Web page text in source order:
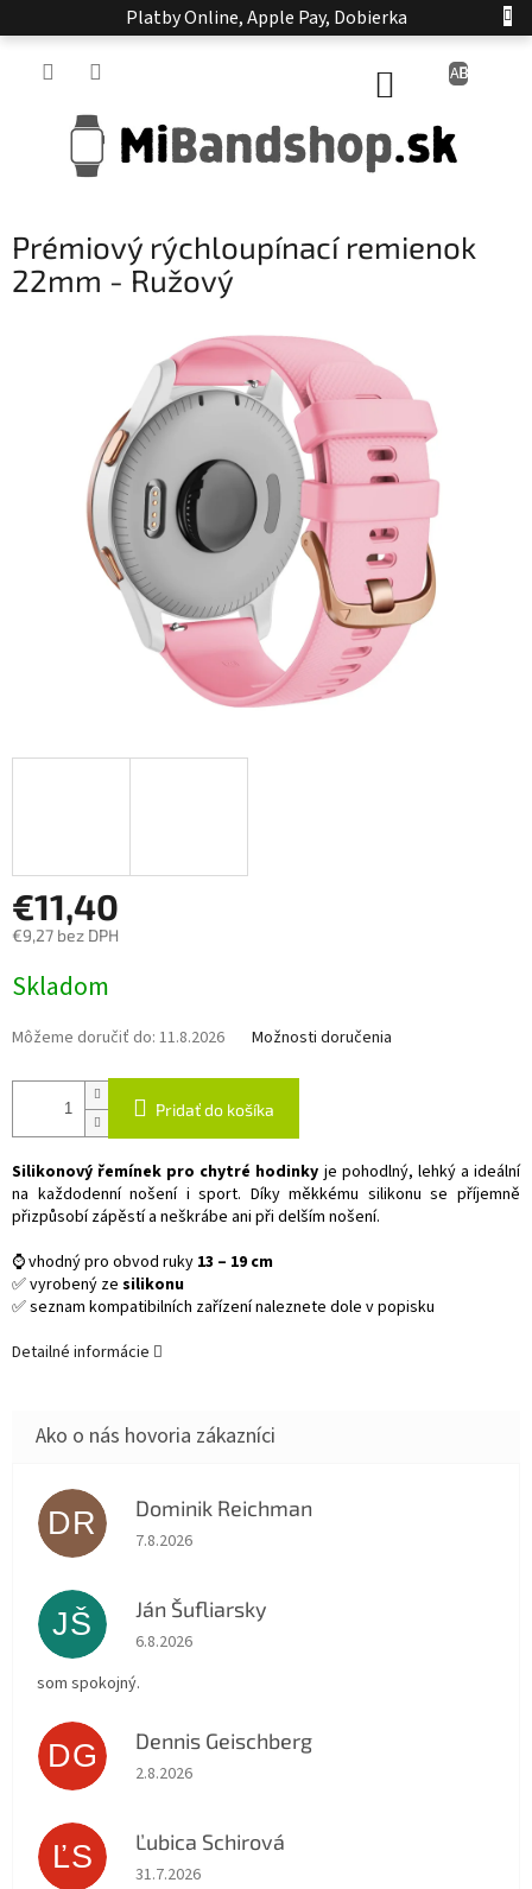
na
Platby Online, Apple Pay, Dobierka
NÁKUPNÝ
Prémiový rýchloupínací remienok
22mm - Ružový
€11,40
€9,27 bez DPH
cena:
Skladom
Môžeme doručiť do: 11.8.2026 Možnosti doručenia
Pridať do košíka
Silikonový řemínek pro chytré hodinky je pohodlný, lehký a ideální
na každodenní nošení i sport. Díky měkkému silikonu se příjemně
přizpůsobí zápěstí a neškrábe ani při delším nošení.
⌚ vhodný pro obvod ruky 13 – 19 cm
✅ vyrobený ze silikonu
✅ seznam kompatibilních zařízení naleznete dole v popisku
Detailné informácie
DR Dominik Reichman
Hodnotenie obchodu je 5 z 5 hviezdičiek.
7.8.2026
JŠ Ján Šufliarsky
Hodnotenie obchodu je 5 z 5 hviezdičiek.
6.8.2026
som spokojný.
DG Dennis Geischberg
Hodnotenie obchodu je 5 z 5 hviezdičiek.
2.8.2026
ĽS Ľubica Schirová
Hodnotenie obchodu je 5 z 5 hviezdičiek.
31.7.2026